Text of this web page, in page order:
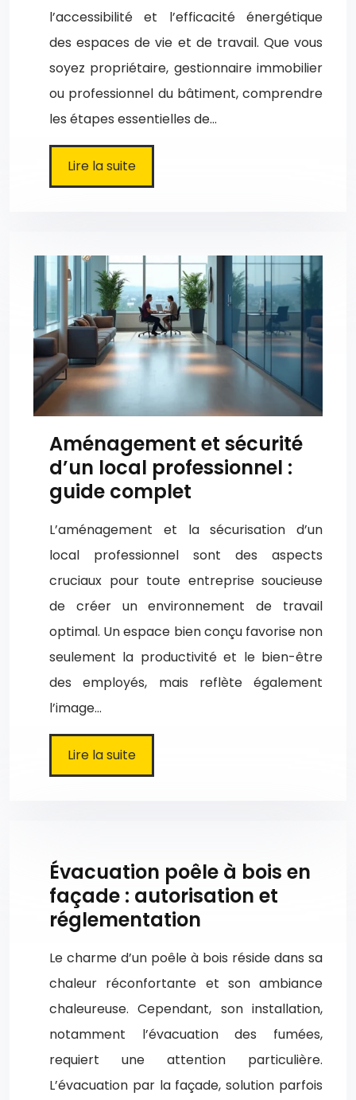
l’accessibilité et l’efficacité énergétique
des espaces de vie et de travail. Que vous
soyez propriétaire, gestionnaire immobilier
ou professionnel du bâtiment, comprendre
les étapes essentielles de…
Lire la suite
Aménagement et sécurité
d’un local professionnel :
guide complet
L’aménagement et la sécurisation d’un
local professionnel sont des aspects
cruciaux pour toute entreprise soucieuse
de créer un environnement de travail
optimal. Un espace bien conçu favorise non
seulement la productivité et le bien-être
des employés, mais reflète également
l’image…
Lire la suite
Évacuation poêle à bois en
façade : autorisation et
réglementation
Le charme d’un poêle à bois réside dans sa
chaleur réconfortante et son ambiance
chaleureuse. Cependant, son installation,
notamment l’évacuation des fumées,
requiert une attention particulière.
L’évacuation par la façade, solution parfois